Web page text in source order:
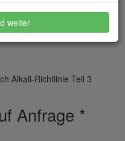
Edelstahl
Alkali-Richtlinie Teil 3
Anfrage *
weiter